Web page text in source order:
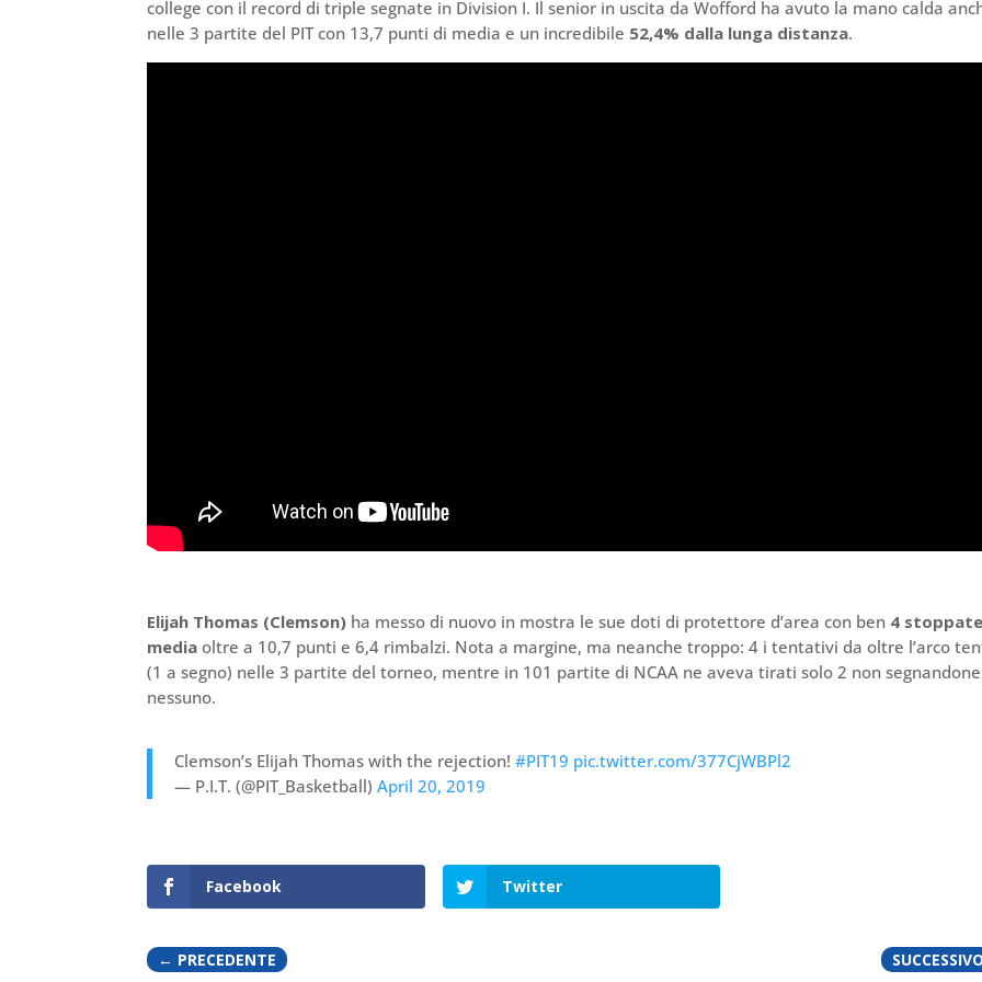
college con il record di triple segnate in Division I. Il senior in uscita da Wofford ha avuto la mano calda
nelle 3 partite del PIT con 13,7 punti di media e un incredibile 52,4% dalla lunga distanza.
Elijah Thomas (Clemson) ha messo di nuovo in mostra le sue doti di protettore d’area con ben 4
media oltre a 10,7 punti e 6,4 rimbalzi. Nota a margine, ma neanche troppo: 4 i tentativi da oltre l’arco
(1 a segno) nelle 3 partite del torneo, mentre in 101 partite di NCAA ne aveva tirati solo 2 non segnandone
nessuno.
Clemson’s Elijah Thomas with the rejection!#PIT19 pic.twitter.com/377CjWBPl2
— P.I.T. (@PIT_Basketball)April 20, 2019
Facebook Twitter
← PRECEDENTE